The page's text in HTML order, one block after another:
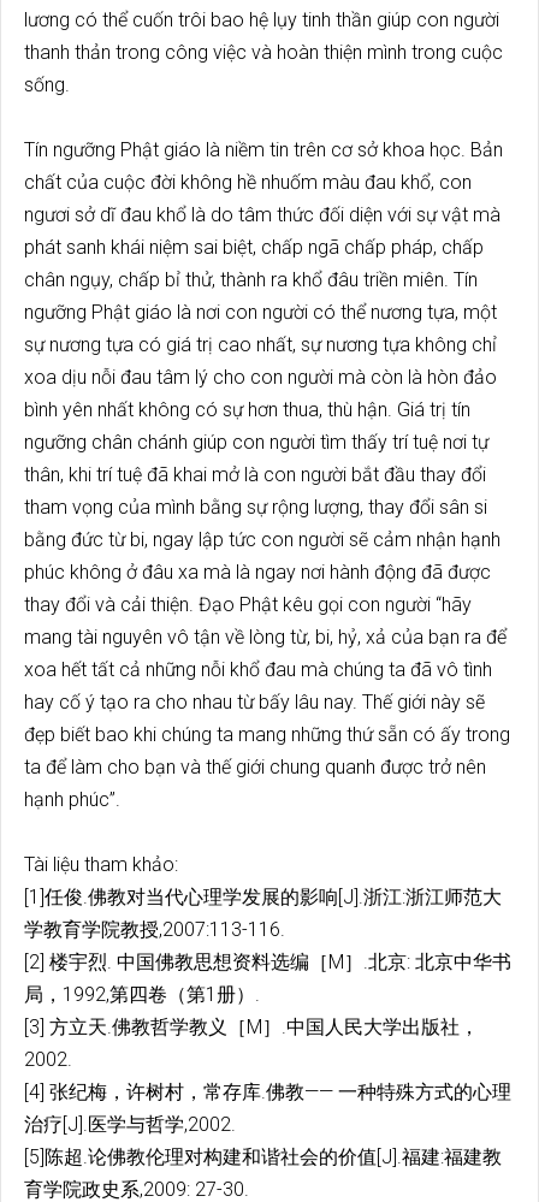
lương có thể cuốn trôi bao hệ lụy tinh thần giúp con người
thanh thản trong công việc và hoàn thiện mình trong cuộc
sống.
Tín ngưỡng Phật giáo là niềm tin trên cơ sở khoa học. Bản
chất của cuộc đời không hề nhuốm màu đau khổ, con
ngươi sở dĩ đau khổ là do tâm thức đối diện với sự vật mà
phát sanh khái niệm sai biệt, chấp ngã chấp pháp, chấp
chân ngụy, chấp bỉ thử, thành ra khổ đâu triền miên. Tín
ngưỡng Phật giáo là nơi con người có thể nương tựa, một
sự nương tựa có giá trị cao nhất, sự nương tựa không chỉ
xoa dịu nỗi đau tâm lý cho con người mà còn là hòn đảo
bình yên nhất không có sự hơn thua, thù hận. Giá trị tín
ngưỡng chân chánh giúp con người tìm thấy trí tuệ nơi tự
thân, khi trí tuệ đã khai mở là con người bắt đầu thay đổi
tham vọng của mình bằng sự rộng lượng, thay đổi sân si
bằng đức từ bi, ngay lập tức con người sẽ cảm nhận hạnh
phúc không ở đâu xa mà là ngay nơi hành động đã được
thay đổi và cải thiện. Đạo Phật kêu gọi con người “hãy
mang tài nguyên vô tận về lòng từ, bi, hỷ, xả của bạn ra để
xoa hết tất cả những nỗi khổ đau mà chúng ta đã vô tình
hay cố ý tạo ra cho nhau từ bấy lâu nay. Thế giới này sẽ
đẹp biết bao khi chúng ta mang những thứ sẵn có ấy trong
ta để làm cho bạn và thế giới chung quanh được trở nên
hạnh phúc”.
Tài liệu tham khảo:
[1]任俊.佛教对当代心理学发展的影响[J].浙江:浙江师范大
学教育学院教授,2007:113-116.
[2] 楼宇烈. 中国佛教思想资料选编［M］.北京: 北京中华书
局，1992,第四卷（第1册）.
[3] 方立天.佛教哲学教义［M］.中国人民大学出版社，
2002.
[4] 张纪梅，许树村，常存库.佛教—— 一种特殊方式的心理
治疗[J].医学与哲学,2002.
[5]陈超.论佛教伦理对构建和谐社会的价值[J].福建:福建教
育学院政史系,2009: 27-30.